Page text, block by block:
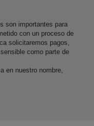
son importantes para
con un proceso de
solicitaremos pagos,
como parte de
en nuestro nombre,